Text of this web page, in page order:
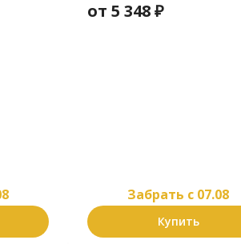
от 5 348₽
Забрать c 07.08
Купить